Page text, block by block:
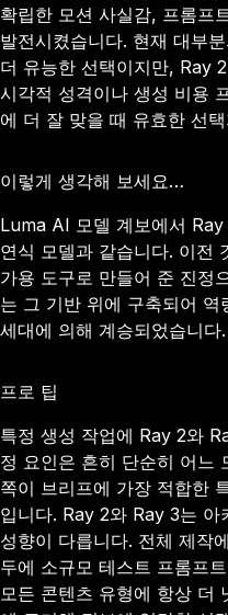
확립한 모션 사실감, 프롬프
발전시켰습니다. 현재 대부
더 유능한 선택이지만, Ray
시각적 성격이나 생성 비용
에 더 잘 맞을 때 유효한 선
이렇게 생각해 보세요…
Luma AI 모델 계보에서
연식 모델과 같습니다. 이전
가용 도구로 만들어 준 진정
는 그 기반 위에 구축되어
세대에 의해 계승되었습니다.
프로 팁
특정 생성 작업에 Ray 2와
정 요인은 흔히 단순히 어느
쪽이 브리프에 가장 적합한
입니다. Ray 2와 Ray 3는 아
성향이 다릅니다. 전체 제작
두에 소규모 테스트 프롬프
모든 콘텐츠 유형에 항상 더